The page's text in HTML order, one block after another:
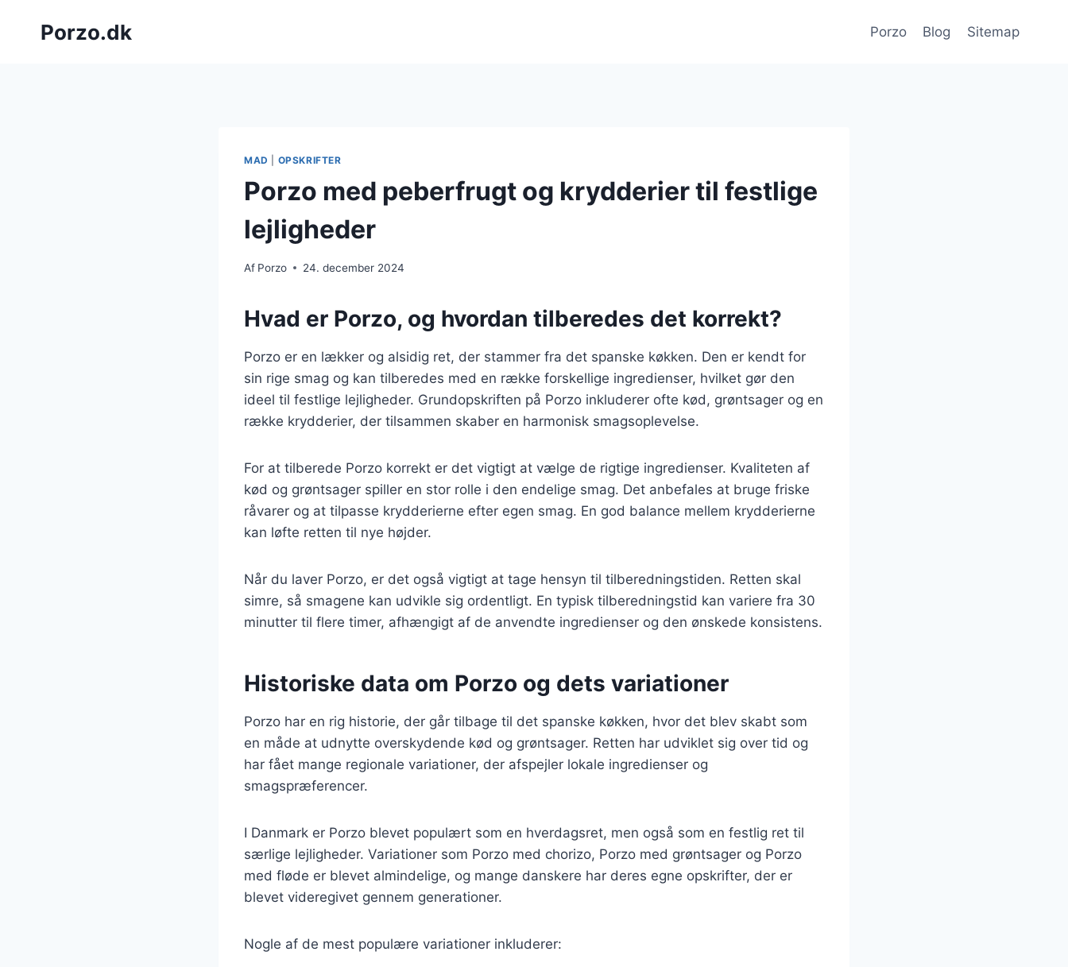
Porzo.dk Porzo Blog Sitemap
MAD OPSKRIFTER
Porzo med peberfrugt og krydderier til festlige
lejligheder
Af Porzo 24. december 2024
Hvad er Porzo, og hvordan tilberedes det korrekt?
Porzo er en lækker og alsidig ret, der stammer fra det spanske køkken. Den er kendt for
sin rige smag og kan tilberedes med en række forskellige ingredienser, hvilket gør den
ideel til festlige lejligheder. Grundopskriften på Porzo inkluderer ofte kød, grøntsager og en
række krydderier, der tilsammen skaber en harmonisk smagsoplevelse.
For at tilberede Porzo korrekt er det vigtigt at vælge de rigtige ingredienser. Kvaliteten af
kød og grøntsager spiller en stor rolle i den endelige smag. Det anbefales at bruge friske
råvarer og at tilpasse krydderierne efter egen smag. En god balance mellem krydderierne
kan løfte retten til nye højder.
Når du laver Porzo, er det også vigtigt at tage hensyn til tilberedningstiden. Retten skal
simre, så smagene kan udvikle sig ordentligt. En typisk tilberedningstid kan variere fra 30
minutter til flere timer, afhængigt af de anvendte ingredienser og den ønskede konsistens.
Historiske data om Porzo og dets variationer
Porzo har en rig historie, der går tilbage til det spanske køkken, hvor det blev skabt som
en måde at udnytte overskydende kød og grøntsager. Retten har udviklet sig over tid og
har fået mange regionale variationer, der afspejler lokale ingredienser og
smagspræferencer.
I Danmark er Porzo blevet populært som en hverdagsret, men også som en festlig ret til
særlige lejligheder. Variationer som Porzo med chorizo, Porzo med grøntsager og Porzo
med fløde er blevet almindelige, og mange danskere har deres egne opskrifter, der er
blevet videregivet gennem generationer.
Nogle af de mest populære variationer inkluderer: